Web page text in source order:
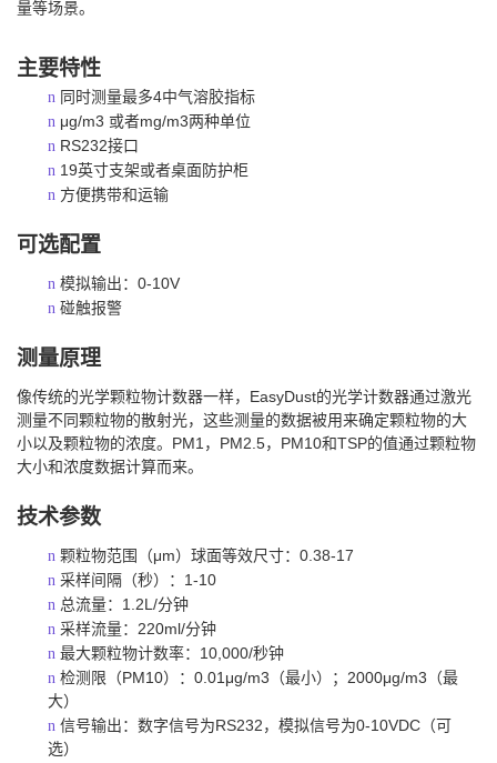
量等场景。
主要特性
n 同时测量最多4中气溶胶指标
n μg/m3 或者mg/m3两种单位
n RS232接口
n 19英寸支架或者桌面防护柜
n 方便携带和运输
可选配置
n 模拟输出： 0-10V
n 碰触报警
测量原理
像传统的光学颗粒物计数器一样， EasyDust的光学计数器通过激光
测量不同颗粒物的散射光，这些测量的数据被用来确定颗粒物的大
小以及颗粒物的浓度。 PM1 ， PM2.5， PM10和TSP的值通过颗粒物
大小和浓度数据计算而来。
技术参数
n 颗粒物范围（μm）球面等效尺寸： 0.38-17
n 采样间隔（秒）： 1-10
n 总流量： 1.2L/分钟
n 采样流量： 220ml/分钟
n 最大颗粒物计数率： 10,000/秒钟
n 检测限（PM10）： 0.01μg/m3 （最小）； 2000μg/m3 （最
大）
n 信号输出：数字信号为RS232 ，模拟信号为0-10VDC （可
选）